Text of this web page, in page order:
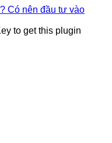
Có nên đầu tư vào
to get this plugin